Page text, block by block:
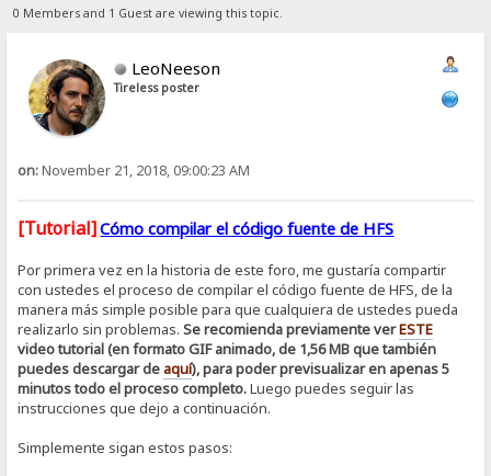
0 Members and 1 Guest are viewing this topic.
LeoNeeson
Tireless poster
on:November 21, 2018, 09:00:23 AM
[Tutorial]Cómo compilar el código fuente de HFS
Por primera vez en la historia de este foro, me gustaría compartir
con ustedes el proceso de compilar el código fuente de HFS, de la
manera más simple posible para que cualquiera de ustedes pueda
realizarlo sin problemas.Se recomienda previamente verESTE
video tutorial (en formato GIF animado, de 1,56 MB que también
puedes descargar deaquí), para poder previsualizar en apenas 5
minutos todo el proceso completo.Luego puedes seguir las
instrucciones que dejo a continuación.
Simplemente sigan estos pasos: